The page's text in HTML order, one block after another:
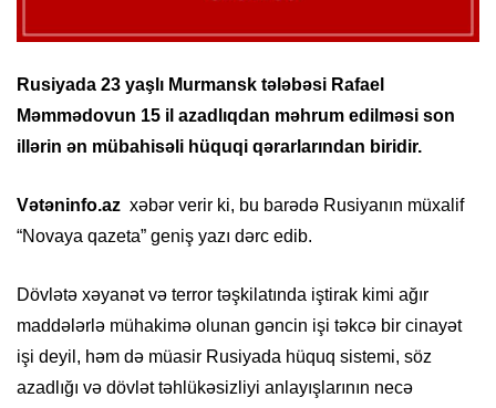
Rusiyada 23 yaşlı Murmansk tələbəsi Rafael
Məmmədovun 15 il azadlıqdan məhrum edilməsi son
illərin ən mübahisəli hüquqi qərarlarından biridir.
Vətəninfo.az xəbər verir ki, bu barədə Rusiyanın müxalif
“Novaya qazeta” geniş yazı dərc edib.
Dövlətə xəyanət və terror təşkilatında iştirak kimi ağır
maddələrlə mühakimə olunan gəncin işi təkcə bir cinayət
işi deyil, həm də müasir Rusiyada hüquq sistemi, söz
azadlığı və dövlət təhlükəsizliyi anlayışlarının necə